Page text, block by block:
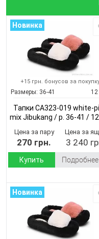
Новинка
+15 грн. бонусов за
Размеры: 36-41
Тапки CA323-019 white-
mix Jibukang / p. 36-41 /
Цена за пару
270 грн.
Цена за
3 240
Купить Подробнее
Новинка